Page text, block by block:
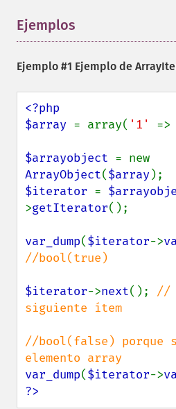
Ejemplos
Ejemplo #1 Ejemplo de
<?php
$array = array( '1' =>
$arrayobject
ArrayObject($array
$iterator =
>getIterator();
var_dump($iterator->
//bool(true)
$iterator->next(); //
siguiente ítem
//bool(false) porque
var_dump($iterator->
?>